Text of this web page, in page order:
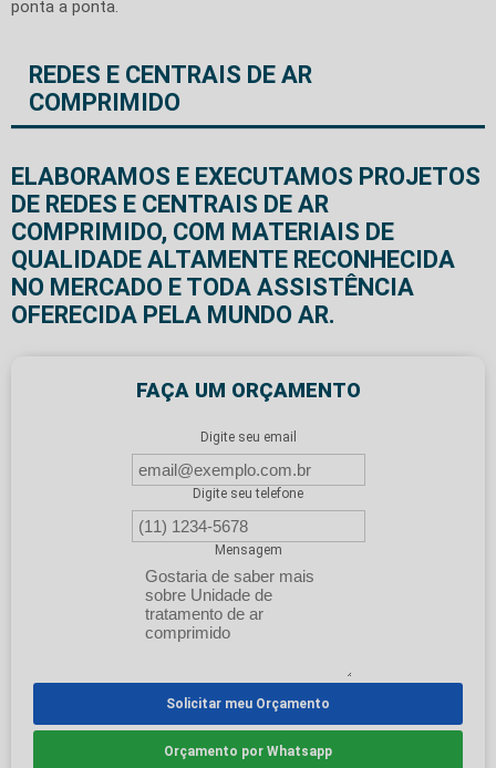
ponta a ponta.
REDES E CENTRAIS DE AR
COMPRIMIDO
ELABORAMOS E EXECUTAMOS PROJETOS
DE REDES E CENTRAIS DE AR
COMPRIMIDO, COM MATERIAIS DE
QUALIDADE ALTAMENTE RECONHECIDA
NO MERCADO E TODA ASSISTÊNCIA
OFERECIDA PELA MUNDO AR.
FAÇA UM ORÇAMENTO
Digite seu email
Digite seu telefone
Mensagem
Solicitar meu Orçamento
Orçamento por Whatsapp